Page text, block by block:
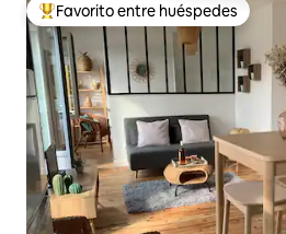
Favorito entre huéspedes preferido
Favorito entre huéspedes